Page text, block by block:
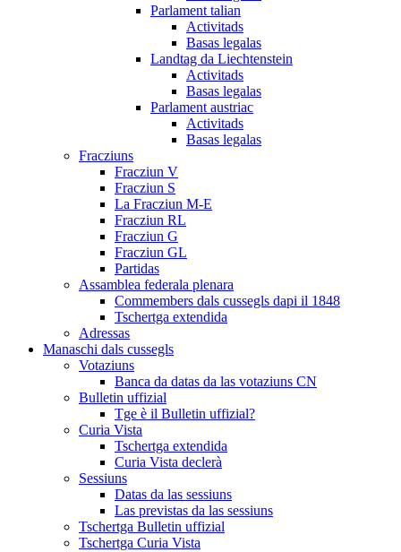
Parlament talian
Activitads
Basas legalas
Landtag da Liechtenstein
Activitads
Basas legalas
Parlament austriac
Activitads
Basas legalas
Fracziuns
Fracziun V
Fracziun S
La Fracziun M-E
Fracziun RL
Fracziun G
Fracziun GL
Partidas
Assamblea federala plenara
Commembers dals cussegls dapi il 1848
Tschertga extendida
Adressas
Manaschi dals cussegls
Votaziuns
Banca da datas da las votaziuns CN
Bulletin uffizial
Tge è il Bulletin uffizial?
Curia Vista
Tschertga extendida
Curia Vista declerà
Sessiuns
Datas da las sessiuns
Las previstas da las sessiuns
Tschertga Bulletin uffizial
Tschertga Curia Vista